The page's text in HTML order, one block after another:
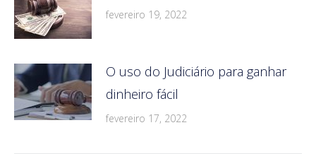
fevereiro 19, 2022
O uso do Judiciário para ganhar
dinheiro fácil
fevereiro 17, 2022